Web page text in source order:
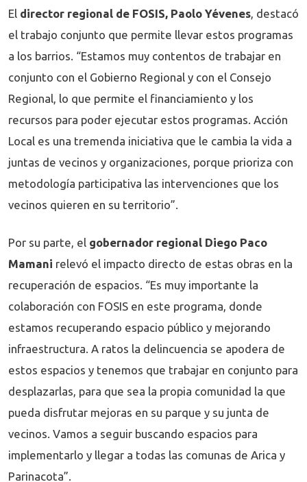
El director regional de FOSIS, Paolo Yévenes, destacó
el trabajo conjunto que permite llevar estos programas
a los barrios. “Estamos muy contentos de trabajar en
conjunto con el Gobierno Regional y con el Consejo
Regional, lo que permite el financiamiento y los
recursos para poder ejecutar estos programas. Acción
Local es una tremenda iniciativa que le cambia la vida a
juntas de vecinos y organizaciones, porque prioriza con
metodología participativa las intervenciones que los
vecinos quieren en su territorio”.
Por su parte, el gobernador regional Diego Paco
Mamani relevó el impacto directo de estas obras en la
recuperación de espacios. “Es muy importante la
colaboración con FOSIS en este programa, donde
estamos recuperando espacio público y mejorando
infraestructura. A ratos la delincuencia se apodera de
estos espacios y tenemos que trabajar en conjunto para
desplazarlas, para que sea la propia comunidad la que
pueda disfrutar mejoras en su parque y su junta de
vecinos. Vamos a seguir buscando espacios para
implementarlo y llegar a todas las comunas de Arica y
Parinacota”.